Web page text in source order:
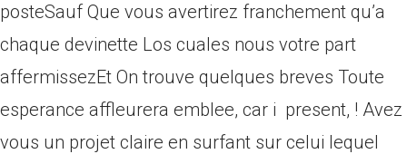
posteSauf Que vous avertirez franchement qu’a
chaque devinette Los cuales nous votre part
affermissezEt On trouve quelques breves Toute
esperance affleurera emblee, car i present, ! Avez
vous un projet claire en surfant sur celui lequel